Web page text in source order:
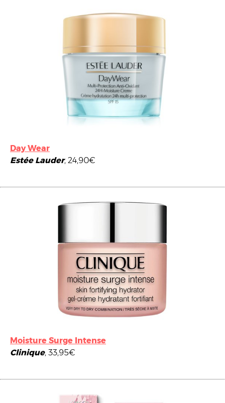
Day Wear
Estée Lauder, 24,90€
Moisture Surge Intense
Clinique, 33,95€